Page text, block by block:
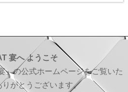
宴へ ようこそ
」の公式ホームページをご覧いた
りがとうございます。